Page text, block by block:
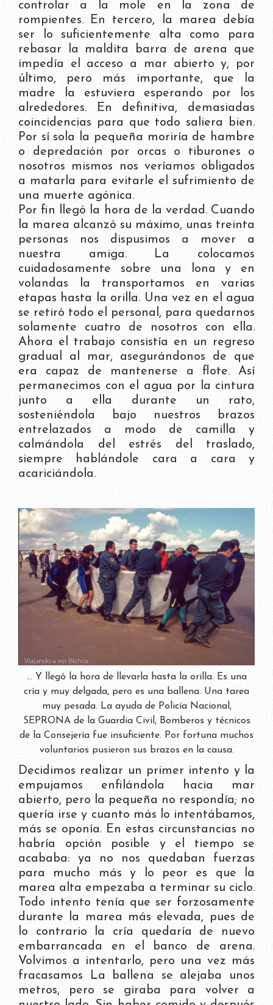
controlar a la mole en la zona de
rompientes. En tercero, la marea debía
ser lo suficientemente alta como para
rebasar la maldita barra de arena que
impedía el acceso a mar abierto y, por
último, pero más importante, que la
madre la estuviera esperando por los
alrededores. En definitiva, demasiadas
coincidencias para que todo saliera bien.
Por sí sola la pequeña moriría de hambre
o depredación por orcas o tiburones o
nosotros mismos nos veríamos obligados
a matarla para evitarle el sufrimiento de
una muerte agónica.
Por fin llegó la hora de la verdad. Cuando
la marea alcanzó su máximo, unas treinta
personas nos dispusimos a mover a
nuestra amiga. La colocamos
cuidadosamente sobre una lona y en
volandas la transportamos en varias
etapas hasta la orilla. Una vez en el agua
se retiró todo el personal, para quedarnos
solamente cuatro de nosotros con ella.
Ahora el trabajo consistía en un regreso
gradual al mar, asegurándonos de que
era capaz de mantenerse a flote. Así
permanecimos con el agua por la cintura
junto a ella durante un rato,
sosteniéndola bajo nuestros brazos
entrelazados a modo de camilla y
calmándola del estrés del traslado,
siempre hablándole cara a cara y
acariciándola.
... Y llegó la hora de llevarla hasta la orilla. Es una
cría y muy delgada, pero es una ballena. Una tarea
muy pesada. La ayuda de Policía Nacional,
SEPRONA de la Guardia Civil, Bomberos y técnicos
de la Consejería fue insuficiente. Por fortuna muchos
voluntarios pusieron sus brazos en la causa.
Decidimos realizar un primer intento y la
empujamos enfilándola hacia mar
abierto, pero la pequeña no respondía; no
quería irse y cuanto más lo intentábamos,
más se oponía. En estas circunstancias no
habría opción posible y el tiempo se
acababa: ya no nos quedaban fuerzas
para mucho más y lo peor es que la
marea alta empezaba a terminar su ciclo.
Todo intento tenía que ser forzosamente
durante la marea más elevada, pues de
lo contrario la cría quedaría de nuevo
embarrancada en el banco de arena.
Volvimos a intentarlo, pero una vez más
fracasamos La ballena se alejaba unos
metros, pero se giraba para volver a